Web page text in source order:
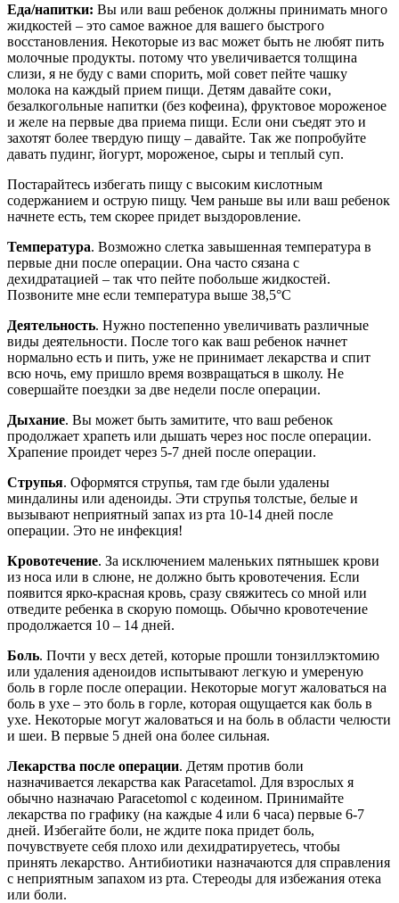
Еда/напитки: Вы или ваш ребенок должны принимать много
жидкостей – это самое важное для вашего быстрого
восстановления. Некоторые из вас может быть не любят пить
молочные продукты. потому что увеличивается толщина
слизи, я не буду с вами спорить, мой совет пейте чашку
молока на каждый прием пищи. Детям давайте соки,
безалкогольные напитки (без кофеина), фруктовое мороженое
и желе на первые два приема пищи. Если они съедят это и
захотят более твердую пищу – давайте. Так же попробуйте
давать пудинг, йогурт, мороженое, сыры и теплый суп.
Постарайтесь избегать пищу с высоким кислотным
содержанием и острую пищу. Чем раньше вы или ваш ребенок
начнете есть, тем скорее придет выздоровление.
Температура. Возможно слетка завышенная температура в
первые дни после операции. Она часто сязана с
дехидратацией – так что пейте побольше жидкостей.
Позвоните мне если температура выше 38,5°C
Деятельность. Нужно постепенно увеличивать различные
виды деятельности. После того как ваш ребенок начнет
нормально есть и пить, уже не принимает лекарства и спит
всю ночь, ему пришло время возвращаться в школу. Не
совершайте поездки за две недели после операции.
Дыхание. Вы может быть замитите, что ваш ребенок
продолжает храпеть или дышать через нос после операции.
Храпение проидет через 5-7 дней после операции.
Струпья. Оформятся струпья, там где были удалены
миндалины или аденоиды. Эти струпья толстые, белые и
вызывают неприятный запах из рта 10-14 дней после
операции. Это не инфекция!
Кровотечение. За исключением маленьких пятнышек крови
из носа или в слюне, не должно быть кровотечения. Если
появится ярко-красная кровь, сразу свяжитесь со мной или
отведите ребенка в скорую помощь. Обычно кровотечение
продолжается 10 – 14 дней.
Боль. Почти у весх детей, которые прошли тонзиллэктомию
или удаления аденоидов испытывают легкую и умереную
боль в горле после операции. Некоторые могут жаловаться на
боль в ухе – это боль в горле, которая ощущается как боль в
ухе. Некоторые могут жаловаться и на боль в области челюсти
и шеи. В первые 5 дней она более сильная.
Лекарства после операции. Детям против боли
назначивается лекарства как Paracetamol. Для взрослых я
обычно назначаю Paracetomol с кодеином. Принимайте
лекарства по графику (на каждые 4 или 6 часа) первые 6-7
дней. Избегайте боли, не ждите пока придет боль,
почувствуете себя плохо или дехидратируетесь, чтобы
принять лекарство. Антибиотики назначаются для справления
с неприятным запахом из рта. Стереоды для избежания отека
или боли.